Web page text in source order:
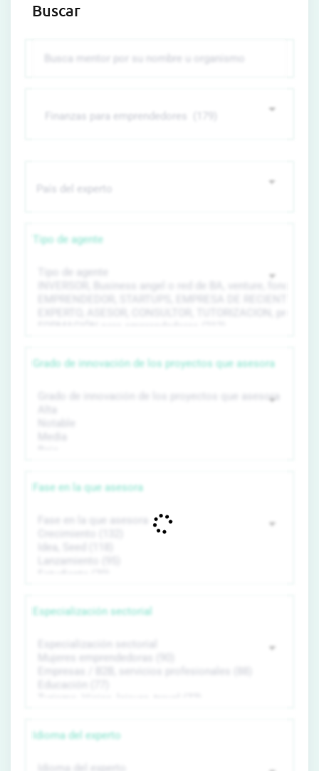
Buscar
Tipo de agente
Grado de innovación de los proyectos que asesora
Fase en la que asesora
Especialización sectorial
Idioma del experto